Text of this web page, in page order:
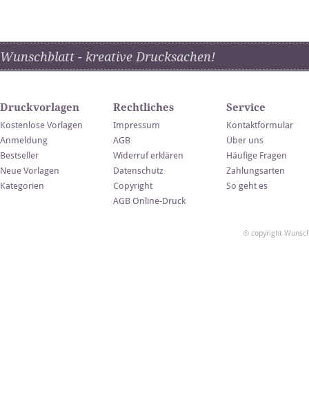
Wunschblatt - kreative Drucksachen!
Druckvorlagen
Kostenlose Vorlagen
Anmeldung
Bestseller
Neue Vorlagen
Kategorien
Rechtliches
Impressum
AGB
Widerruf erklären
Datenschutz
Copyright
AGB Online-Druck
Service
Kontaktformular
Über uns
Häufige Fragen
Zahlungsarten
So geht es
© copyright